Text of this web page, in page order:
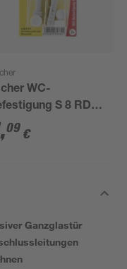
WC-
S 8 RD
2 Stück
,09 €
Ganzglastür